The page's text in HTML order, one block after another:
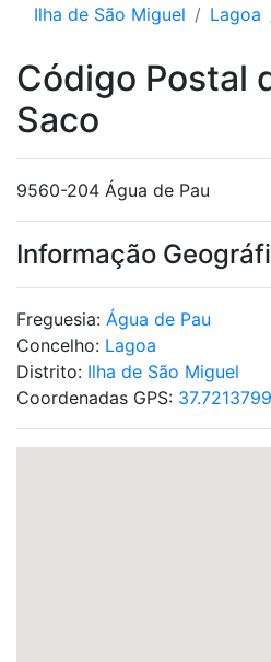
Ilha de São Miguel Lagoa
Código Postal
Saco
9560-204 Água de Pau
Informação
Freguesia: Água de Pau
Concelho: Lagoa
Distrito: Ilha de São Miguel
Coordenadas GPS: